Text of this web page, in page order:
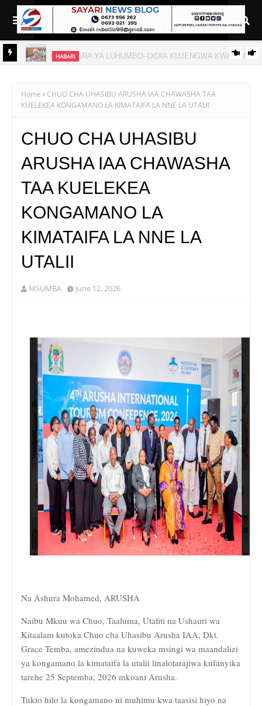
HABARI
Home
CHUO CHA UHASIBU ARUSHA IAA CHAWASHA TAA
KUELEKEA KONGAMANO LA KIMATAIFA LA NNE LA UTALII
CHUO CHA UHASIBU
ARUSHA IAA CHAWASHA
TAA KUELEKEA
KONGAMANO LA
KIMATAIFA LA NNE LA
UTALII
MSUMBA June 12, 2026
Na Ashura Mohamed, ARUSHA
Naibu Mkuu wa Chuo, Taaluma, Utafiti na Ushauri wa
Kitaalam kutoka Chuo cha Uhasibu Arusha IAA, Dkt.
Grace Temba, amezindua na kuweka msingi wa maandalizi
ya kongamano la kimataifa la utalii linalotarajiwa kufanyika
tarehe 25 Septemba, 2026 mkoani Arusha.
Tukio hilo la kongamano ni muhimu kwa taasisi hiyo na